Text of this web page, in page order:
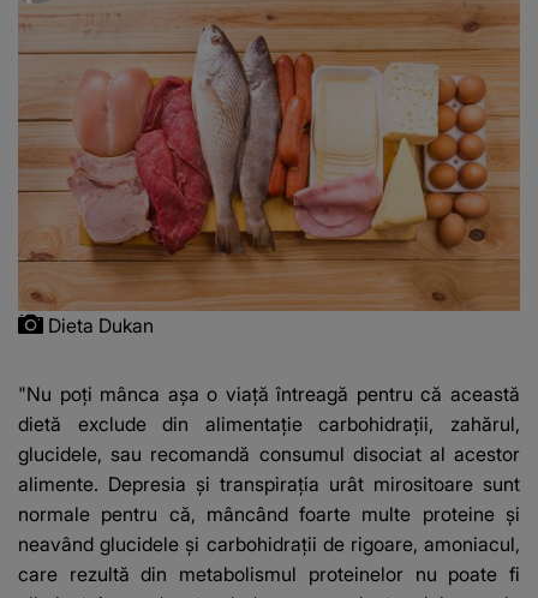
Dieta Dukan
"Nu poţi mânca aşa o viaţă întreagă pentru că această
dietă exclude din alimentaţie carbohidraţii, zahărul,
glucidele, sau recomandă consumul disociat al acestor
alimente. Depresia şi transpiraţia urât mirositoare sunt
normale pentru că, mâncând foarte multe proteine şi
neavând glucidele şi carbohidraţii de rigoare, amoniacul,
care rezultă din metabolismul proteinelor nu poate fi